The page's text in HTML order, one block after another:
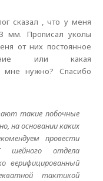
сказал , что у меня
мм. Прописал уколы
от них постоянное
или какая
мне нужно? Спасибо
такие побочные
на основании каких
провести
шейного отдела
верифицированный
тактикой